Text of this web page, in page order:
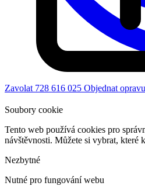
Zavolat 728 616 025 Objednat opravu
Soubory cookie
Tento web používá cookies pro
návštěvnosti. Můžete si vybrat, které
Nezbytné
Nutné pro fungování webu